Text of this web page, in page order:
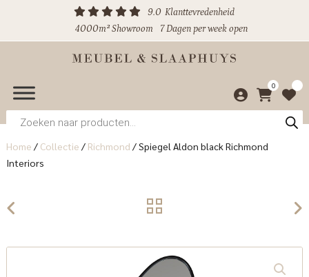
9.0 Klanttevredenheid
4000m² Showroom
7 Dagen per week open
0
Producten
zoeken
Home / Collectie / Richmond /Spiegel Aldon black Richmond
Interiors